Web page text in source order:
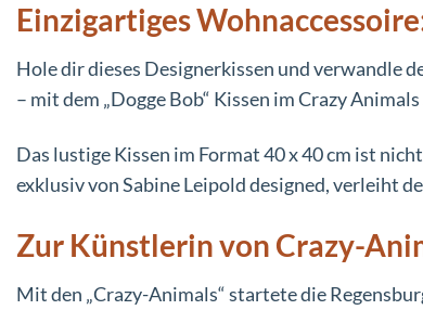
Einzigartiges
Hole dir dieses Designerkissen und verwandle
– mit dem „Dogge Bob“ Kissen im Crazy
Das lustige Kissen im Format 40 x 40 cm ist
exklusiv von Sabine Leipold designed, verleiht
Zur Künstlerin von Crazy-
Mit den „Crazy-Animals“ startete die